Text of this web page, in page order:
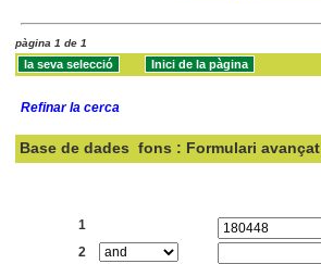
pàgina 1 de 1
Refinar la cerca
Base de dades fons : Formulari avançat
1
2